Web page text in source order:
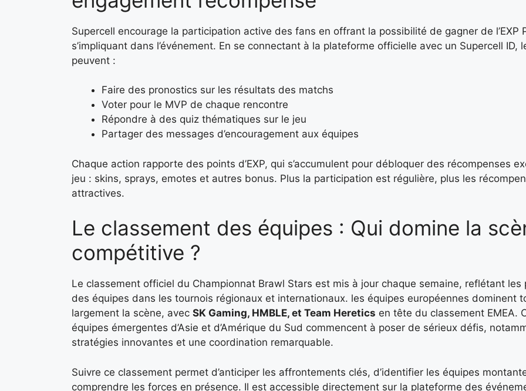
Supercell encourage la participation active des fans en offrant la possibilité de gagner de l’EXP
s’impliquant dans l’événement. En se connectant à la plateforme officielle avec un Supercell ID,
peuvent :
Faire des pronostics sur les résultats des matchs
Voter pour le MVP de chaque rencontre
Répondre à des quiz thématiques sur le jeu
Partager des messages d’encouragement aux équipes
Chaque action rapporte des points d’EXP, qui s’accumulent pour débloquer des récompenses
jeu : skins, sprays, emotes et autres bonus. Plus la participation est régulière, plus les
attractives.
Le classement des équipes : Qui domine la
compétitive ?
Le classement officiel du Championnat Brawl Stars est mis à jour chaque semaine, reflétant les
des équipes dans les tournois régionaux et internationaux. les équipes européennes dominent
largement la scène, avec SK Gaming, HMBLE, et Team Heretics en tête du classement EMEA.
équipes émergentes d’Asie et d’Amérique du Sud commencent à poser de sérieux défis,
stratégies innovantes et une coordination remarquable.
Suivre ce classement permet d’anticiper les affrontements clés, d’identifier les équipes
comprendre les forces en présence. Il est accessible directement sur la plateforme des